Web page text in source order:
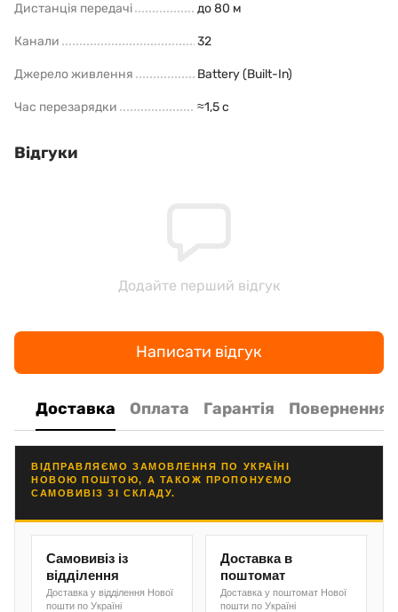
Дистанція передачі до 80 м
Канали 32
Джерело живлення Battery (Built-In)
Час перезарядки ≈1,5 с
Відгуки
Додайте перший відгук
Написати відгук
Доставка Оплата Гарантія Повернення
ВІДПРАВЛЯЄМО ЗАМОВЛЕННЯ ПО УКРАЇНІ
НОВОЮ ПОШТОЮ, А ТАКОЖ ПРОПОНУЄМО
САМОВИВІЗ ЗІ СКЛАДУ.
Самовивіз із
відділення
Доставка у відділення Нової
пошти по Україні
Доставка в
поштомат
Доставка у поштомат Нової
пошти по Україні